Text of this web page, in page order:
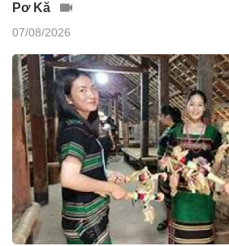
Pơ Kă
07/08/2026